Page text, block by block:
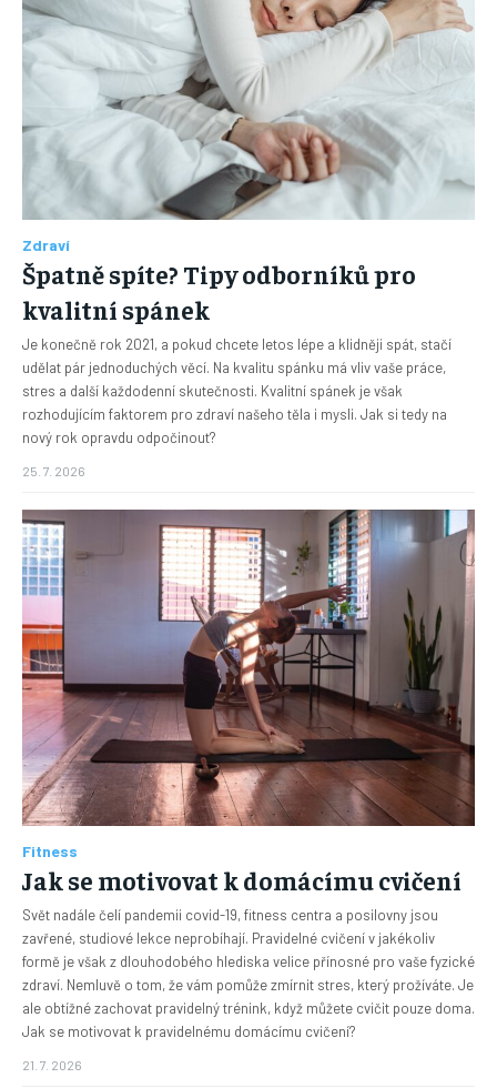
Zdraví
Špatně spíte? Tipy odborníků pro
kvalitní spánek
Je konečně rok 2021, a pokud chcete letos lépe a klidněji spát, stačí
udělat pár jednoduchých věcí. Na kvalitu spánku má vliv vaše práce,
stres a další každodenní skutečnosti. Kvalitní spánek je však
rozhodujícím faktorem pro zdraví našeho těla i mysli. Jak si tedy na
nový rok opravdu odpočinout?
25. 7. 2026
Fitness
Jak se motivovat k domácímu cvičení
Svět nadále čelí pandemii covid-19, fitness centra a posilovny jsou
zavřené, studiové lekce neprobíhají. Pravidelné cvičení v jakékoliv
formě je však z dlouhodobého hlediska velice přínosné pro vaše fyzické
zdraví. Nemluvě o tom, že vám pomůže zmírnit stres, který prožíváte. Je
ale obtížné zachovat pravidelný trénink, když můžete cvičit pouze doma.
Jak se motivovat k pravidelnému domácímu cvičení?
21. 7. 2026